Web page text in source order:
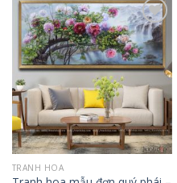
Add to
Wishlist
TRANH HOA